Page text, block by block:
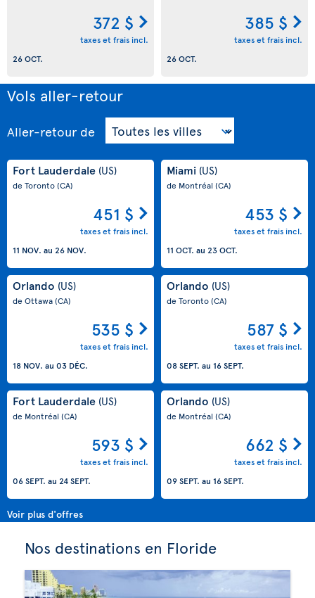
372 $
taxes et frais incl.
26 OCT.
385 $
taxes et frais incl.
26 OCT.
Vols aller-retour
Aller-retour de
Fort Lauderdale (US)
de Toronto(CA)
451 $
taxes et frais incl.
11 NOV. au 26 NOV.
Miami (US)
de Montréal(CA)
453 $
taxes et frais incl.
11 OCT. au 23 OCT.
Orlando (US)
de Ottawa(CA)
535 $
taxes et frais incl.
18 NOV. au 03 DÉC.
Orlando (US)
de Toronto(CA)
587 $
taxes et frais incl.
08 SEPT. au 16 SEPT.
Fort Lauderdale (US)
de Montréal(CA)
593 $
taxes et frais incl.
06 SEPT. au 24 SEPT.
Orlando (US)
de Montréal(CA)
662 $
taxes et frais incl.
09 SEPT. au 16 SEPT.
Voir plus d'offres
Nos destinations en Floride